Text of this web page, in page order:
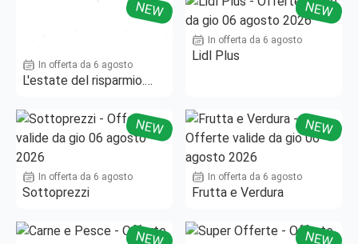
NEW
In offerta da 6 agosto
L'estate del risparmio.
NEW
In offerta da 6 agosto
Lidl Plus
NEW
In offerta da 6 agosto
Sottoprezzi
NEW
In offerta da 6 agosto
Frutta e Verdura
NEW NEW